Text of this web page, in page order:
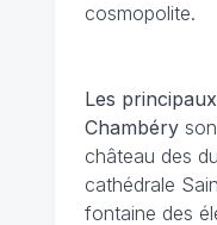
cosmopolite.
Les
Chambéry
château des
cathédrale
fontaine des